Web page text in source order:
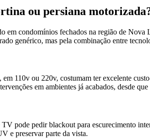
ou persiana
em condomínios fechados na região de
genérico, mas pela combinação entre
110v ou 220v, costumam ter excelente
em ambientes já acabados, desde
pode pedir blackout para escurecimento
e preservar parte da vista.